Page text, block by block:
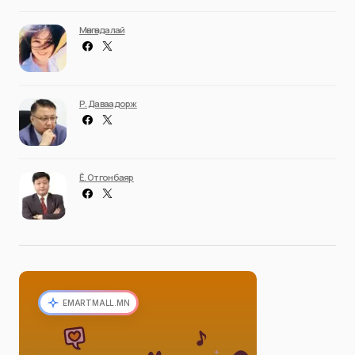
Мөнгөндалай
Р. Даваадорж
Ё. Отгонбаяр
EMARTMALL.MN